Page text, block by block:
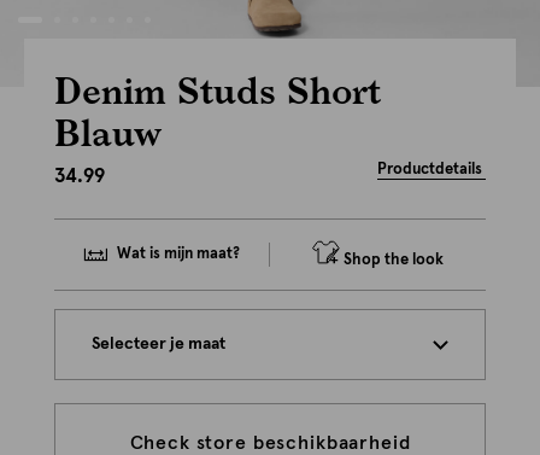
Denim Studs Short
Blauw
34.99 Productdetails
Wat is mijn maat? Shop the look
Selecteer je maat
Check store beschikbaarheid